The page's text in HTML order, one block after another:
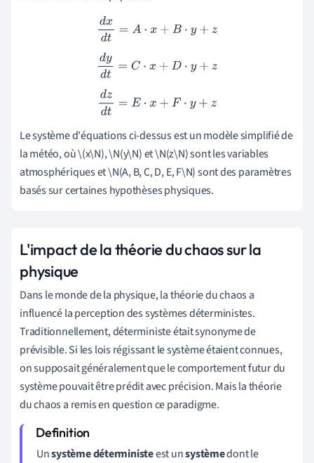
dx dt = A⋅ x+B ⋅y + z
d ydt= C⋅ x+D⋅y + z
d zdt = E⋅ x+F ⋅y + z
Le système d'équations ci-dessus est un modèle simplifié de
la météo, où \(x\N), \N(y\N) et \N(z\N) sont les variables
atmosphériques et \N(A, B, C, D, E, F\N) sont des paramètres
basés sur certaines hypothèses physiques.
L'impact de la théorie du chaos sur la
physique
Dans le monde de la physique, la théorie du chaos a
influencé la perception des systèmes déterministes.
Traditionnellement, déterministe était synonyme de
prévisible. Si les lois régissant le système étaient connues,
on supposait généralement que le comportement futur du
système pouvait être prédit avec précision. Mais la théorie
du chaos a remis en question ce paradigme.
Unsystème déterministeest unsystèmedont le